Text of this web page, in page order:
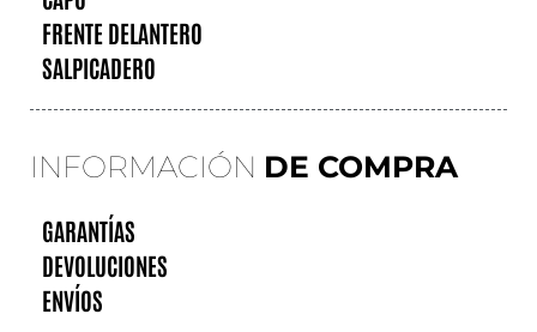
FRENTE DELANTERO
SALPICADERO
INFORMACIÓN DE COMPRA
GARANTÍAS
DEVOLUCIONES
ENVÍOS